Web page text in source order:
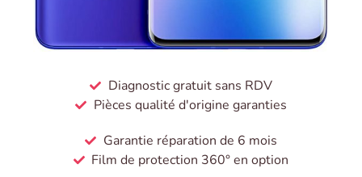
Diagnostic gratuit sans RDV
Pièces qualité d'origine garanties
Garantie réparation de 6 mois
Film de protection 360° en option